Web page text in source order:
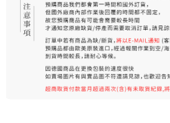
離島宅配（澎湖、金門、馬祖、小琉球）
每筆NT$250，滿NT$3,000(含以上)免運費
付款後門市自取